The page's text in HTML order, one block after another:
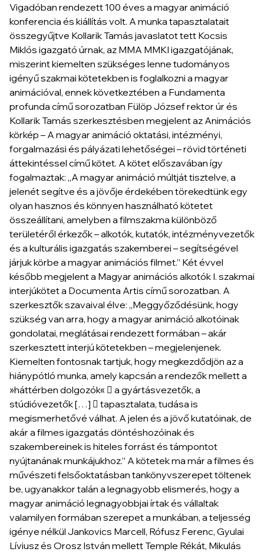
Vigadóban rendezett 100 éves a magyar animáció
konferencia és kiállítás volt. A munka tapasztalatait
összegyűjtve Kollarik Tamás javaslatot tett Kocsis
Miklós igazgató úrnak, az MMA MMKI igazgatójának,
miszerint kiemelten szükséges lenne tudományos
igényű szakmai kötetekben is foglalkozni a magyar
animációval, ennek következtében a Fundamenta
profunda című sorozatban Fülöp József rektor úr és
Kollarik Tamás szerkesztésben megjelent az Animációs
körkép – A magyar animáció oktatási, intézményi,
forgalmazási és pályázati lehetőségei – rövid történeti
áttekintéssel című kötet. A kötet előszavában így
fogalmaztak: „A magyar animáció múltját tisztelve, a
jelenét segítve és a jövője érdekében törekedtünk egy
olyan hasznos és könnyen használható kötetet
összeállítani, amelyben a filmszakma különböző
területéről érkezők – alkotók, kutatók, intézményvezetők
és a kulturális igazgatás szakemberei – segítségével
járjuk körbe a magyar animációs filmet.” Két évvel
később megjelent a Magyar animációs alkotók I. szakmai
interjúkötet a Documenta Artis című sorozatban. A
szerkesztők szavaival élve: „Meggyőződésünk, hogy
szükség van arra, hogy a magyar animáció alkotóinak
gondolatai, meglátásai rendezett formában – akár
szerkesztett interjú kötetekben – megjelenjenek.
Kiemelten fontosnak tartjuk, hogy megkezdődjön az a
hiánypótló munka, amely kapcsán a rendezők mellett a
»háttérben dolgozók«  a gyártásvezetők, a
stúdióvezetők […]  tapasztalata, tudása is
megismerhetővé válhat. A jelen és a jövő kutatóinak, de
akár a filmes igazgatás döntéshozóinak és
szakembereinek is hiteles forrást és támpontot
nyújtanának munkájukhoz.” A kötetek ma már a filmes és
művészeti felsőoktatásban tankönyvszerepet töltenek
be, ugyanakkor talán a legnagyobb elismerés, hogy a
magyar animáció legnagyobbjai írtak és vállaltak
valamilyen formában szerepet a munkában, a teljesség
igénye nélkül Jankovics Marcell, Rófusz Ferenc, Gyulai
Líviusz és Orosz István mellett Temple Rékát, Mikulás